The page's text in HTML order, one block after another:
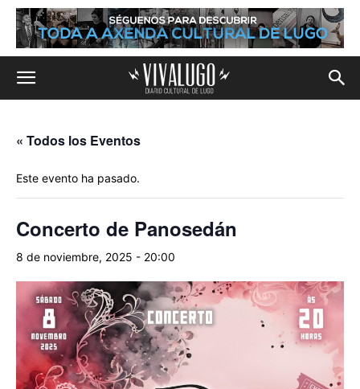
« Todos los Eventos
Este evento ha pasado.
Concerto de Panosedán
8 de noviembre, 2025 - 20:00